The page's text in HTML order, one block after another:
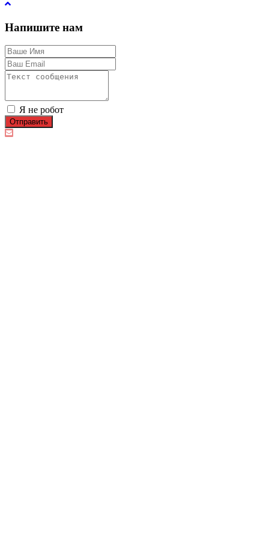
Напишите нам
Я не робот
Отправить